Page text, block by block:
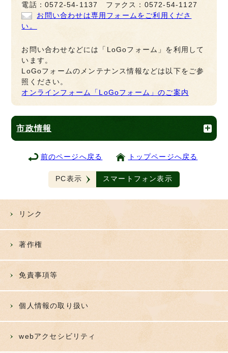
電話：0572-54-1137 ファクス：0572-54-1127
お問い合わせは専用フォームをご利用くださ
い。
お問い合わせなどには「LoGoフォーム」を利用して
います。
LoGoフォームのメンテナンス情報などは以下をご参
照ください。
オンラインフォーム「LoGoフォーム」のご案内
市政情報
前のページへ戻る トップページへ戻る
PC表示 スマートフォン表示
リンク
著作権
免責事項等
個人情報の取り扱い
webアクセシビリティ